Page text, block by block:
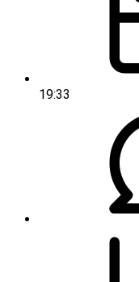
19:33